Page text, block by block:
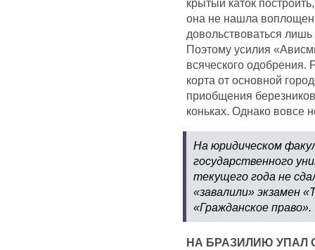
крытый каток
она не нашла
довольствоваться
Поэтому усилия
всяческого одобрения.
корта от основной
приобщения
коньках. Однако вовсе
На юридическом
государственного
текущего года не
«завалили» экзамен
«Гражданское право».
НА БРАЗИЛИЮ УПАЛ